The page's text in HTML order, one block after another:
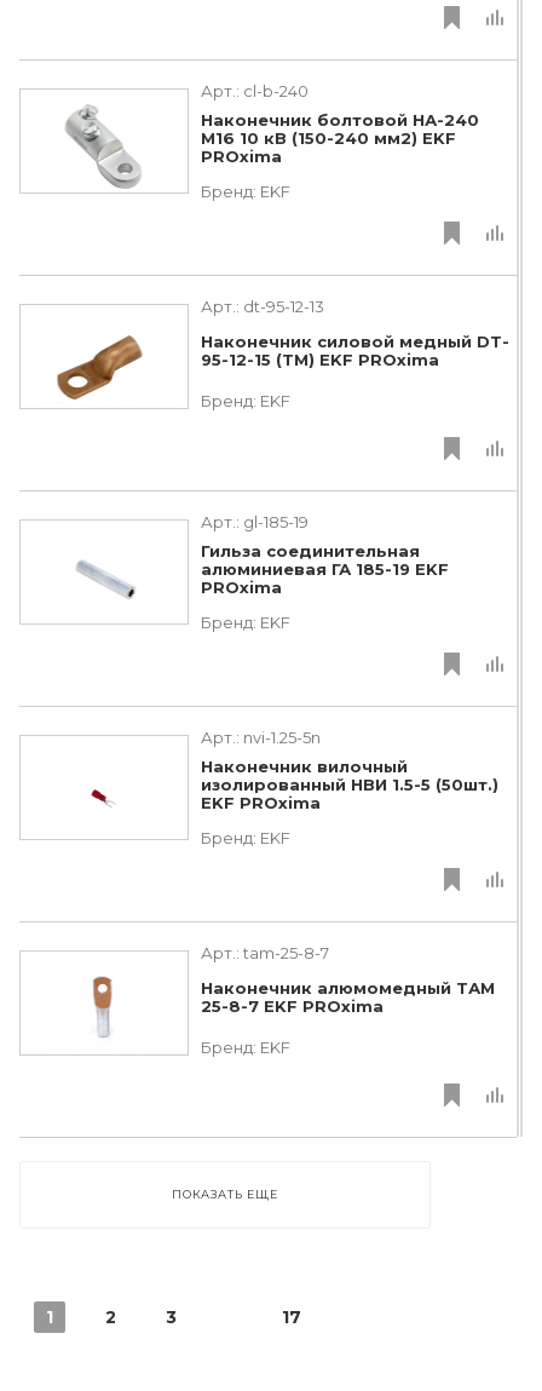
Арт.: cl-b-240
Наконечник болтовой НА-240
М16 10 кВ (150-240 мм2) EKF
PROxima
Бренд: EKF
Арт.: dt-95-12-13
Наконечник силовой медный DT-
95-12-15 (ТМ) EKF PROxima
Бренд: EKF
Арт.: gl-185-19
Гильза соединительная
алюминиевая ГА 185-19 EKF
PROxima
Бренд: EKF
Арт.: nvi-1.25-5n
Наконечник вилочный
изолированный НВИ 1.5-5 (50шт.)
EKF PROxima
Бренд: EKF
Арт.: tam-25-8-7
Наконечник алюмомедный ТАМ
25-8-7 EKF PROxima
Бренд: EKF
ПОКАЗАТЬ ЕЩЕ
1 2 3 17